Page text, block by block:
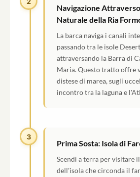
Navigazione
Naturale della Ria
La barca naviga i canali
passando tra le isole
attraversando la Barra di
Maria. Questo tratto offre
distese di marea, sugli
incontro tra la laguna e
3
Prima Sosta: Isola di
Scendi a terra per visitare
dell'isola che circonda il